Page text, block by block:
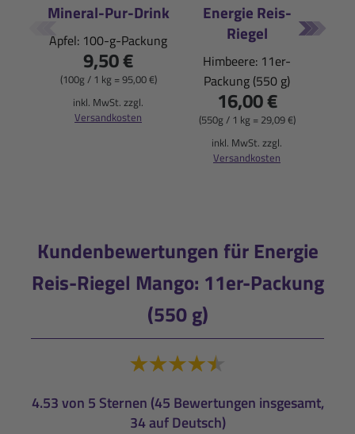
Mineral-Pur-Drink
Apfel: 100-g-Packung
9,50 €
(100g / 1 kg = 95,00 €)
inkl. MwSt. zzgl.
Versandkosten
Energie Reis-
Riegel
Himbeere: 11er-
Packung (550 g)
16,00 €
(550g / 1 kg = 29,09 €)
inkl. MwSt. zzgl.
Versandkosten
Kundenbewertungen für Energie
Reis-Riegel Mango: 11er-Packung
(550 g)
4.53 von 5 Sternen (45 Bewertungen insgesamt,
34 auf Deutsch)